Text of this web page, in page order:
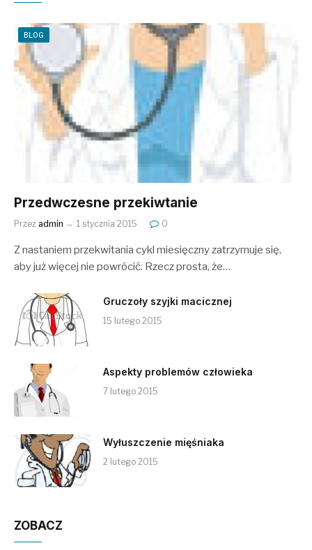
BLOG
Przedwczesne przekiwtanie
Przez admin 1 stycznia 2015 0
Z nastaniem przekwitania cykl miesięczny zatrzymuje się,
aby już więcej nie powrócić. Rzecz prosta, że…
Gruczoły szyjki macicznej
15 lutego 2015
Aspekty problemów człowieka
7 lutego 2015
Wyłuszczenie mięśniaka
2 lutego 2015
ZOBACZ